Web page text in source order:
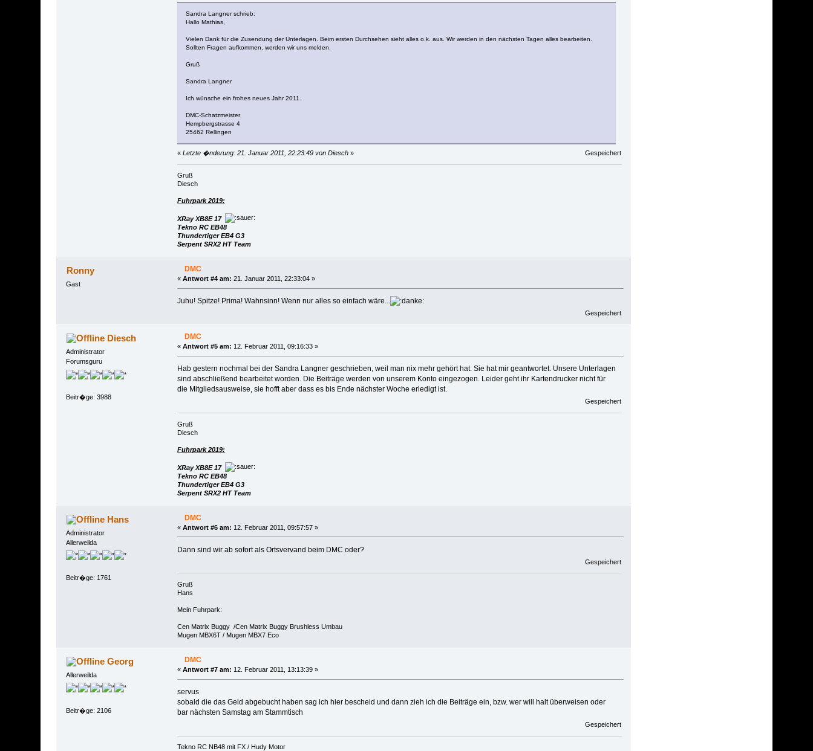
Sandra Langner schrieb:
Hallo Mathias,
Vielen Dank für die Zusendung der Unterlagen. Beim ersten Durchsehen sieht alles o.k. aus. Wir werden in den nächsten Tagen alles bearbeiten.
Sollten Fragen aufkommen, werden wir uns melden.
Gruß
Sandra Langner
Ich wünsche ein frohes neues Jahr 2011.
DMC-Schatzmeister
Hempbergstrasse 4
25462 Rellingen
« Letzte �nderung: 21. Januar 2011, 22:23:49 von Diesch» Gespeichert
Gruß
Diesch
Fuhrpark 2019:
XRay XB8E 17
Tekno RC EB48
Thundertiger EB4 G3
Serpent SRX2 HT Team
Ronny
Gast
DMC
« Antwort #4 am: 21. Januar 2011, 22:33:04 »
Juhu! Spitze! Prima! Wahnsinn! Wenn nur alles so einfach wäre...
Gespeichert
Diesch
Administrator
Forumsguru
Beitr�ge: 3988
DMC
« Antwort #5 am: 12. Februar 2011, 09:16:33 »
Hab gestern nochmal bei der Sandra Langner geschrieben, weil man nix mehr gehört hat. Sie hat mir geantwortet. Unsere Unterlagen
sind abschließend bearbeitet worden. Die Beiträge werden von unserem Konto eingezogen. Leider geht ihr Kartendrucker nicht für
die Mitgliedsausweise, sie hofft aber dass es bis Ende nächster Woche erledigt ist.
Gespeichert
Gruß
Diesch
Fuhrpark 2019:
XRay XB8E 17
Tekno RC EB48
Thundertiger EB4 G3
Serpent SRX2 HT Team
Hans
Administrator
Allerweilda
Beitr�ge: 1761
DMC
« Antwort #6 am: 12. Februar 2011, 09:57:57 »
Dann sind wir ab sofort als Ortsvervand beim DMC oder?
Gespeichert
Gruß
Hans
Mein Fuhrpark:
Cen Matrix Buggy /Cen Matrix Buggy Brushless Umbau
Mugen MBX6T / Mugen MBX7 Eco
Georg
Allerweilda
Beitr�ge: 2106
DMC
« Antwort #7 am: 12. Februar 2011, 13:13:39 »
servus
sobald die das Geld abgebucht haben sag ich hier bescheid und dann zieh ich die Beiträge ein, bzw. wer will halt überweisen oder
bar nächsten Samstag am Stammtisch
Gespeichert
Tekno RC NB48 mit FX / Hudy Motor